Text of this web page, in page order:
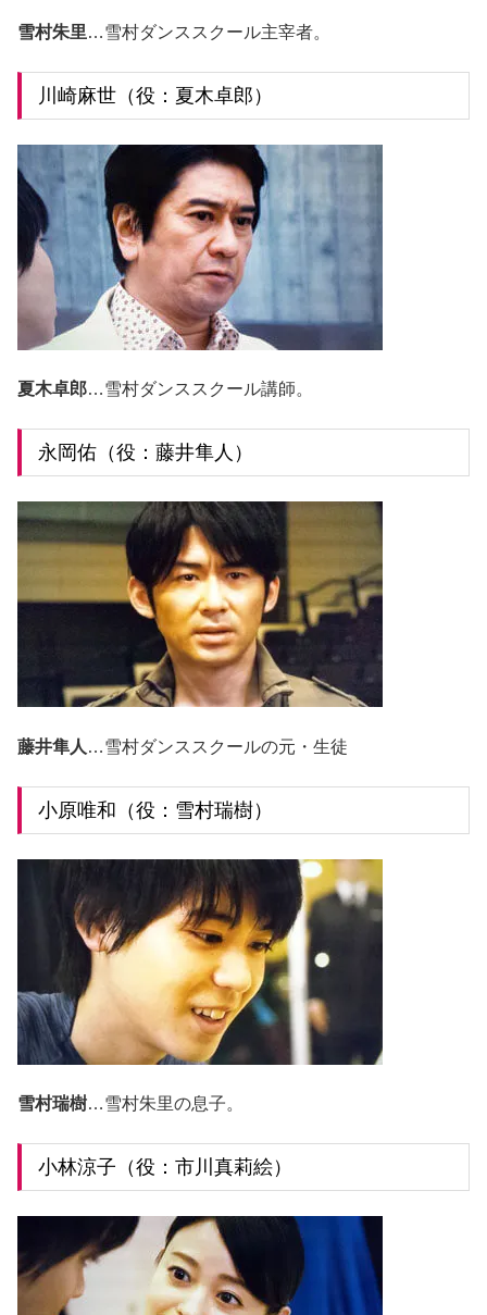
雪村朱里…雪村ダンススクール主宰者。
川崎麻世（役：夏木卓郎）
夏木卓郎…雪村ダンススクール講師。
永岡佑（役：藤井隼人）
藤井隼人 …雪村ダンススクールの元・生徒
小原唯和（役：雪村瑞樹）
雪村瑞樹…雪村朱里の息子。
小林涼子（役：市川真莉絵）